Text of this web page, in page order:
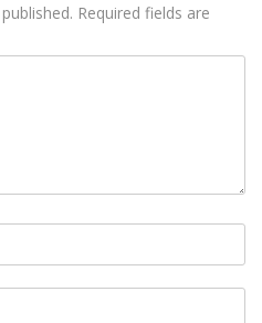
Required fields are